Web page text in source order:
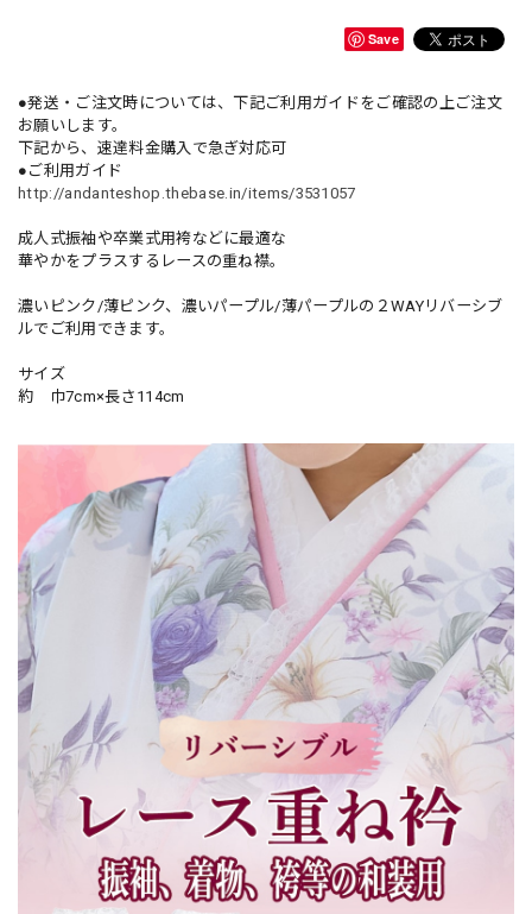
Save
●発送・ご注文時については、下記ご利用ガイドをご確認の上ご注文
お願いします。
下記から、速達料金購入で急ぎ対応可
●ご利用ガイド
http://andanteshop.thebase.in/items/3531057
成人式振袖や卒業式用袴などに最適な
華やかをプラスするレースの重ね襟。
濃いピンク/薄ピンク、濃いパープル/薄パープルの２WAYリバーシブ
ルでご利用できます。
サイズ
約 巾7cm×長さ114cm